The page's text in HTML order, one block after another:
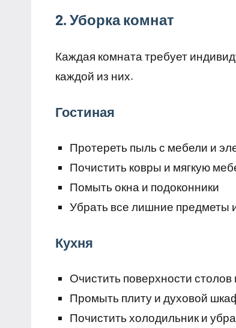
2. Уборка комнат
Каждая комната требует
каждой из них.
Гостиная
Протереть пыль с мебели и
Почистить ковры и мягкую
Помыть окна и подоконники
Убрать все лишние предметы
Кухня
Очистить поверхности
Промыть плиту и духовой
Почистить холодильник и